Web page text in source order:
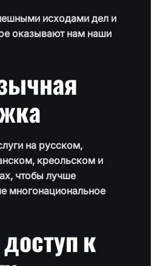
исходами дел и
оказывают нам наши
на русском,
креольском и
чтобы лучше
многонациональное
к